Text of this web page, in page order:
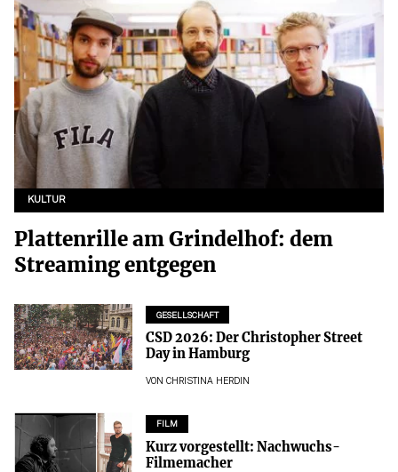
KULTUR
Plattenrille am Grindelhof: dem
Streaming entgegen
GESELLSCHAFT
CSD 2026: Der Christopher Street
Day in Hamburg
VON CHRISTINA HERDIN
FILM
Kurz vorgestellt: Nachwuchs-
Filmemacher